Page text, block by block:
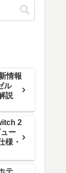
情報
ル
説
2
ー
様・